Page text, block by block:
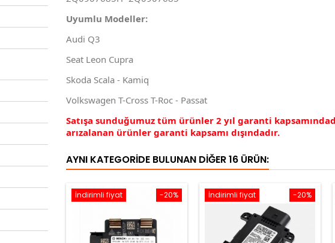
Uyumlu Modeller:
Audi Q3
Seat Leon Cupra
Skoda Scala - Kamiq
Volkswagen T-Cross T-Roc - Passat
Satışa sunduğumuz tüm ürünler 2 yıl garanti
arızalanan ürünler garanti kapsamı dışındadır.
AYNI KATEGORIDE BULUNAN DIĞER 16 ÜRÜN:
-20%
İndirimli fiyat -20%
İndirimli fiyat